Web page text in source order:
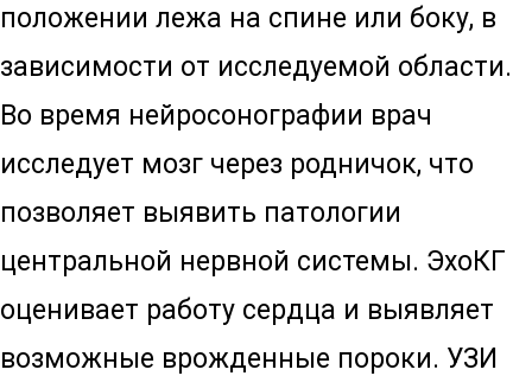
положении лежа на спине или боку, в
зависимости от исследуемой области.
Во время нейросонографии врач
исследует мозг через родничок, что
позволяет выявить патологии
центральной нервной системы. ЭхоКГ
оценивает работу сердца и выявляет
возможные врожденные пороки. УЗИ